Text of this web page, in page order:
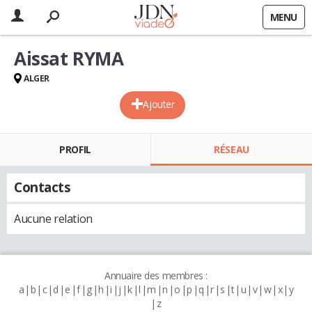
MENU
Ajouter
Aissat RYMA
ALGER
PROFIL RÉSEAU
Contacts
Aucune relation
Annuaire des membres :
a b c d e f g h i j k l m n o p q r s t u v w x y
z